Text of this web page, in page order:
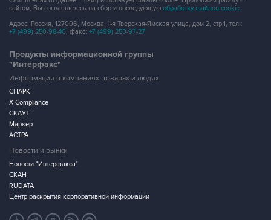
сайтом, Вы соглашаетесь на сбор и последующую обработку файлов cookie.
Адрес: Россия, 127006, Москва, 1-я Тверская-Ямская улица, дом 2, стр.1, тел.:
+7 (499) 250-98-40, факс: +7 (499) 250-97-27
Продукты информационной группы
"Интерфакс"
Информация о компаниях, товарах и людях
СПАРК
X-Compliance
СКАУТ
Маркер
АСТРА
Новости и рынки
Новости "Интерфакса"
СКАН
RUDATA
Центр раскрытия корпоративной информации